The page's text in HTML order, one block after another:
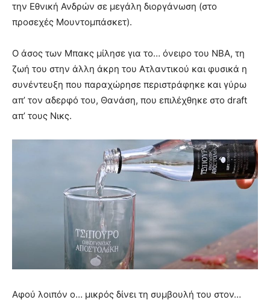
την Εθνική Ανδρών σε μεγάλη διοργάνωση (στο
προσεχές Μουντομπάσκετ).
Ο άσος των Μπακς μίλησε για το… όνειρο του NBA, τη
ζωή του στην άλλη άκρη του Ατλαντικού και φυσικά η
συνέντευξη που παραχώρησε περιστράφηκε και γύρω
απ’ τον αδερφό του, Θανάση, που επιλέχθηκε στο draft
απ’ τους Νικς.
Αφού λοιπόν ο… μικρός δίνει τη συμβουλή του στον…